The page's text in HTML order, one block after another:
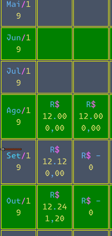
Mai/1
9
Jun/1
9
Jul/1
9
Ago/1
9
R$
12.00
0,00
R$
12.00
0,00
Set/1
9
R$
12.12
0,00
R$ -
0
Out/1
9
R$
12.24
1,20
R$ -
0